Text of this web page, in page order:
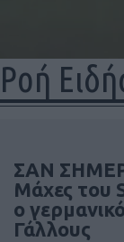
Ροή
ΣΑΝ
Μάχες του
ο
Γάλλους